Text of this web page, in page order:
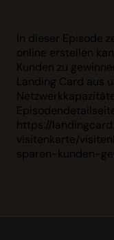
In dieser Episode
online erstellen
Kunden zu
Landing Card aus
https://
visitenkarte/
sparen-kunden-